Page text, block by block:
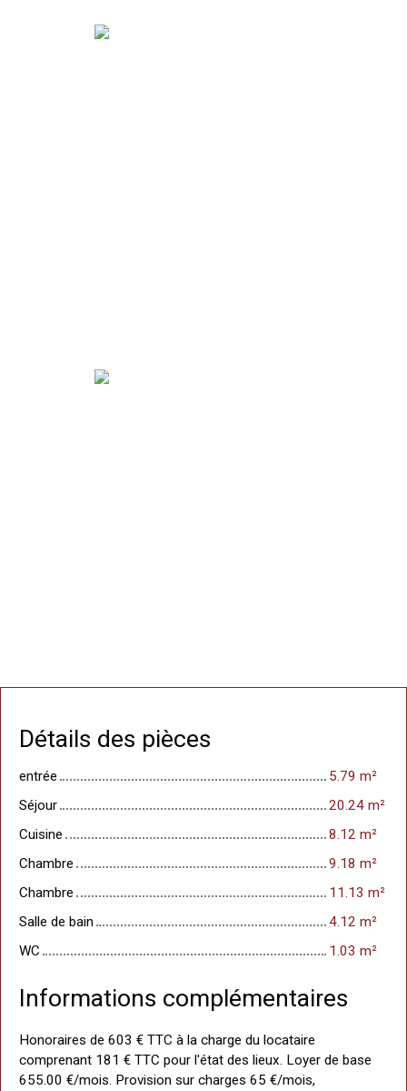
Détails des pièces
entrée
5.79 m²
Séjour
20.24 m²
Cuisine
8.12 m²
Chambre
9.18 m²
Chambre
11.13 m²
Salle de bain
4.12 m²
WC
1.03 m²
Informations complémentaires
Honoraires de 603 € TTC à la charge du locataire
comprenant 181 € TTC pour l'état des lieux. Loyer de base
655.00 €/mois. Provision sur charges 65 €/mois,